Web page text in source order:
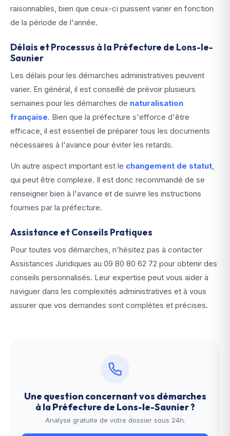
raisonnables, bien que ceux-ci puissent varier en fonction
de la période de l'année.
Délais et Processus à la Préfecture de Lons-le-
Saunier
Les délais pour les démarches administratives peuvent
varier. En général, il est conseillé de prévoir plusieurs
semaines pour les démarches de naturalisation
française. Bien que la préfecture s'efforce d'être
efficace, il est essentiel de préparer tous les documents
nécessaires à l'avance pour éviter les retards.
Un autre aspect important est le changement de statut,
qui peut être complexe. Il est donc recommandé de se
renseigner bien à l'avance et de suivre les instructions
fournies par la préfecture.
Assistance et Conseils Pratiques
Pour toutes vos démarches, n'hésitez pas à contacter
Assistances Juridiques au 09 80 80 62 72 pour obtenir des
conseils personnalisés. Leur expertise peut vous aider à
naviguer dans les complexités administratives et à vous
assurer que vos demandes sont complètes et précises.
Une question concernant vos démarches
à laPréfecture de Lons-le-Saunier?
Analyse gratuite de votre dossier sous 24h.